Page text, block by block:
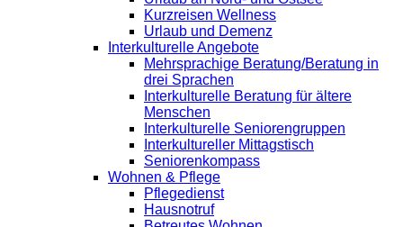
Kurzreisen Wellness
Urlaub und Demenz
Interkulturelle Angebote
Mehrsprachige Beratung/Beratung in
drei Sprachen
Interkulturelle Beratung für ältere
Menschen
Interkulturelle Seniorengruppen
Interkultureller Mittagstisch
Seniorenkompass
Wohnen & Pflege
Pflegedienst
Hausnotruf